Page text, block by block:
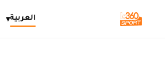
العربية▾